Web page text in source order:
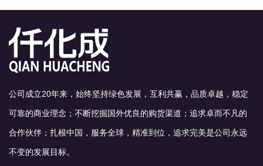
公司成立20年来，始终坚持绿色发展，互利共赢，品质卓越，稳定
可靠的商业理念；不断挖掘国外优良的购货渠道；追求卓而不凡的
合作伙伴；扎根中国，服务全球，精准到位，追求完美是公司永远
不变的发展目标。